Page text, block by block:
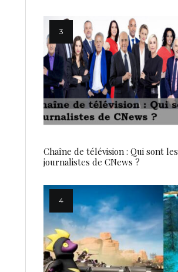
Chaîne de télévision : Qui sont les
journalistes de CNews ?